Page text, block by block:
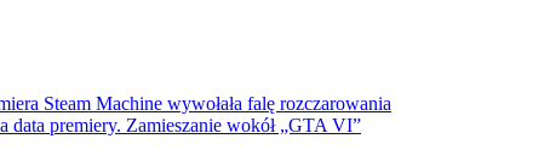
Steam Machine wywołała falę rozczarowania
data premiery. Zamieszanie wokół „GTA VI”